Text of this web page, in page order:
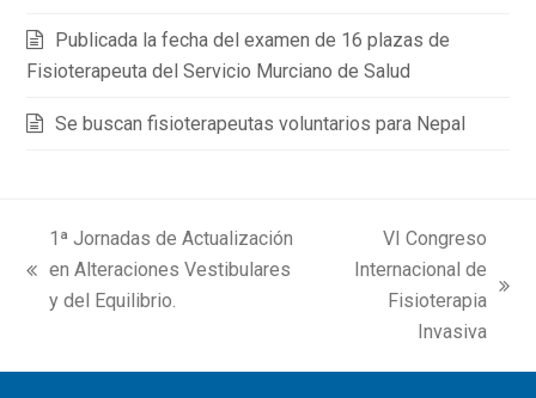
Publicada la fecha del examen de 16 plazas de
Fisioterapeuta del Servicio Murciano de Salud
Se buscan fisioterapeutas voluntarios para Nepal
previous
post:
1ª Jornadas de Actualización
en Alteraciones Vestibulares
y del Equilibrio.
VI Congreso
Internacional de
Fisioterapia
Invasiva